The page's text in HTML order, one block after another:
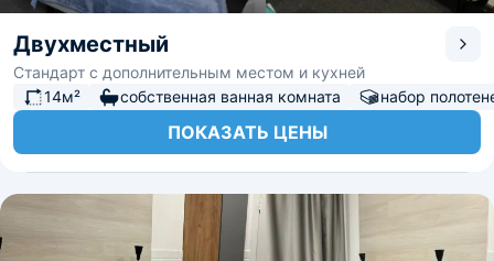
Двухместный
Стандарт с дополнительным местом и кухней
14м²
собственная ванная комната набор
ПОКАЗАТЬ ЦЕНЫ